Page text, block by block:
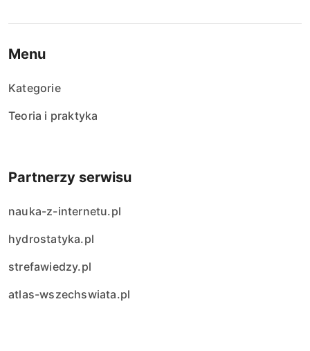
Menu
Kategorie
Teoria i praktyka
Partnerzy serwisu
nauka-z-internetu.pl
hydrostatyka.pl
strefawiedzy.pl
atlas-wszechswiata.pl